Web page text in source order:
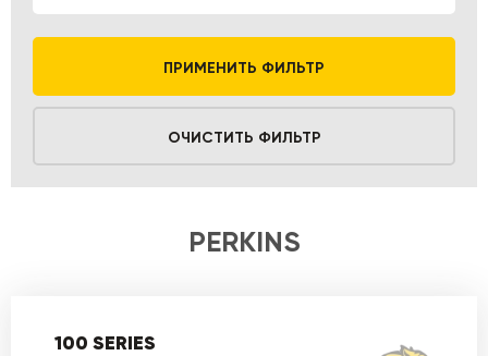
ПРИМЕНИТЬ ФИЛЬТР
ОЧИСТИТЬ ФИЛЬТР
PERKINS
100 SERIES